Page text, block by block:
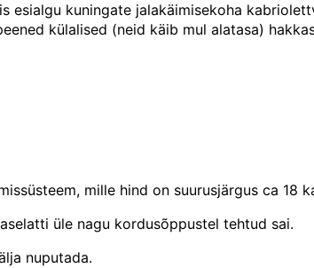
esialgu kuningate jalakäimisekoha
külalised (neid käib mul alatasa)
mille hind on suurusjärgus ca 18
üle nagu kordusõppustel tehtud sai.
nuputada.